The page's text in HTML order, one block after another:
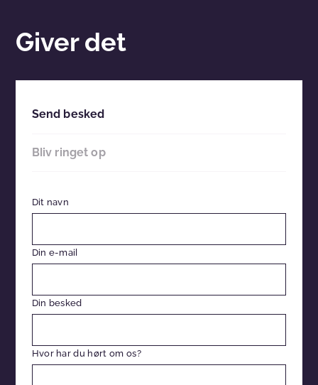
Giver det
Send besked
Bliv ringet op
Dit navn
Din e-mail
Din besked
Hvor har du hørt om os?